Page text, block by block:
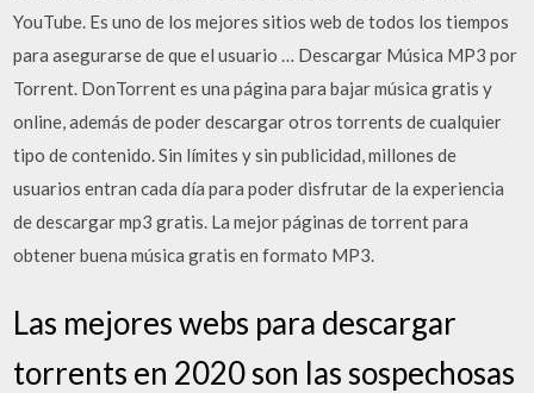
YouTube. Es uno de los mejores sitios web de todos los tiempos
para asegurarse de que el usuario … Descargar Música MP3 por
Torrent. DonTorrent es una página para bajar música gratis y
online, además de poder descargar otros torrents de cualquier
tipo de contenido. Sin límites y sin publicidad, millones de
usuarios entran cada día para poder disfrutar de la experiencia
de descargar mp3 gratis. La mejor páginas de torrent para
obtener buena música gratis en formato MP3.
Las mejores webs para descargar
torrents en 2020 son las sospechosas